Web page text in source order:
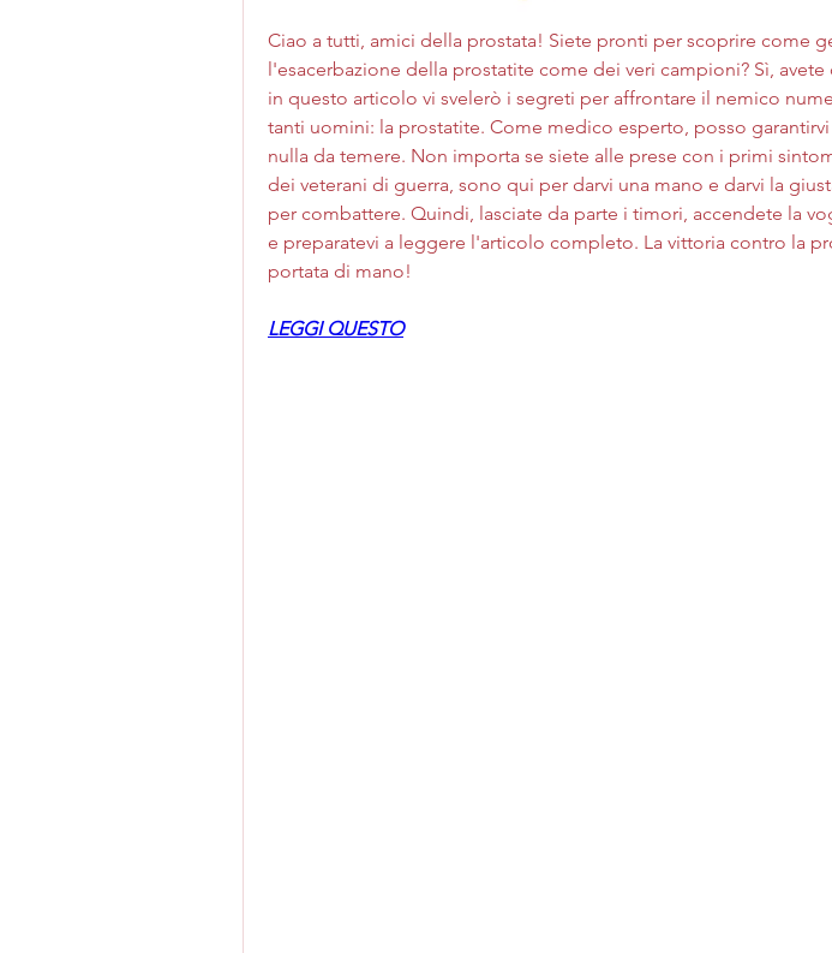
Ciao a tutti, amici della prostata! Siete pronti per scoprire come
l'esacerbazione della prostatite come dei veri campioni? Sì,
in questo articolo vi svelerò i segreti per affrontare il nemico
tanti uomini: la prostatite. Come medico esperto, posso
nulla da temere. Non importa se siete alle prese con i primi
dei veterani di guerra, sono qui per darvi una mano e darvi la
per combattere. Quindi, lasciate da parte i timori, accendete la
e preparatevi a leggere l'articolo completo. La vittoria contro la
portata di mano!
LEGGI QUESTO